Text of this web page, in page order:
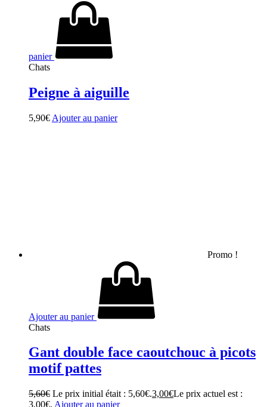
panier
Chats
Peigne à aiguille
5,90€ Ajouter au panier
Promo !
Ajouter au panier
Chats
Gant double face caoutchouc à picots
motif pattes
5,60€ Le prix initial était : 5,60€.3,00€Le prix actuel est :
3,00€. Ajouter au panier